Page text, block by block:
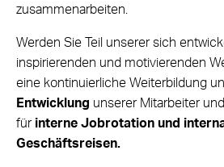
zusammenarbeiten.
Werden Sie Teil unserer sich
inspirierenden und motivierenden
eine kontinuierliche Weiterbildung
Entwicklung unserer Mitarbeiter
für interne Jobrotation und
Geschäftsreisen.